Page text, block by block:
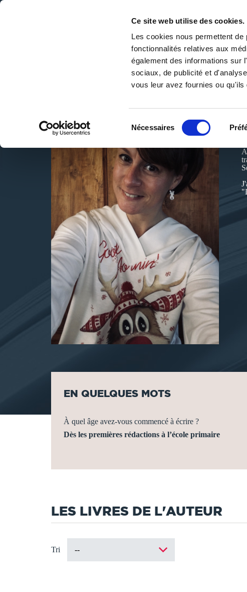
Ce site web utilise des cookies.
Les cookies nous permettent
fonctionnalités relatives aux
également des informations sur
sociaux, de publicité et
vous leur avez fournies ou
Nécessaires
DE LA PAGE BLANCHE... AU BEST SELLER
Sophie Gaignon
EN QUELQUES MOTS
À quel âge avez-vous commencé à écrire ?
Dès les premières rédactions à l’école primaire
LES LIVRES DE L'AUTEUR
Tri